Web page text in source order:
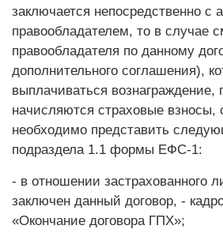
заключается непосредственно
правообладателем, то в случае
правообладателя по данному
дополнительного соглашения),
выплачиваться вознаграждение,
начисляются страховые взносы,
необходимо представить
подраздела 1.1 формы ЕФС-1:
- в отношении застрахованного
заключен данный договор, -
«Окончание договора ГПХ»;